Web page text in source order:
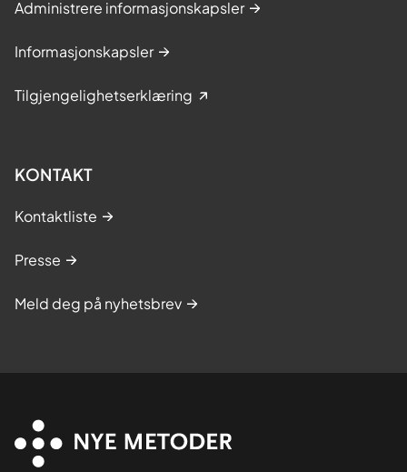
Administrere informasjonskapsler
Informasjonskapsler
Tilgjengelighetserklæring
KONTAKT
Kontaktliste
Presse
Meld deg på nyhetsbrev